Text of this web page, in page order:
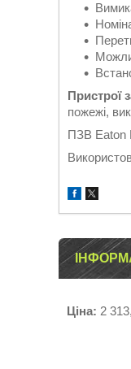
Пристрої
пожежі,
ПЗВ Eaton
Ціна: 2